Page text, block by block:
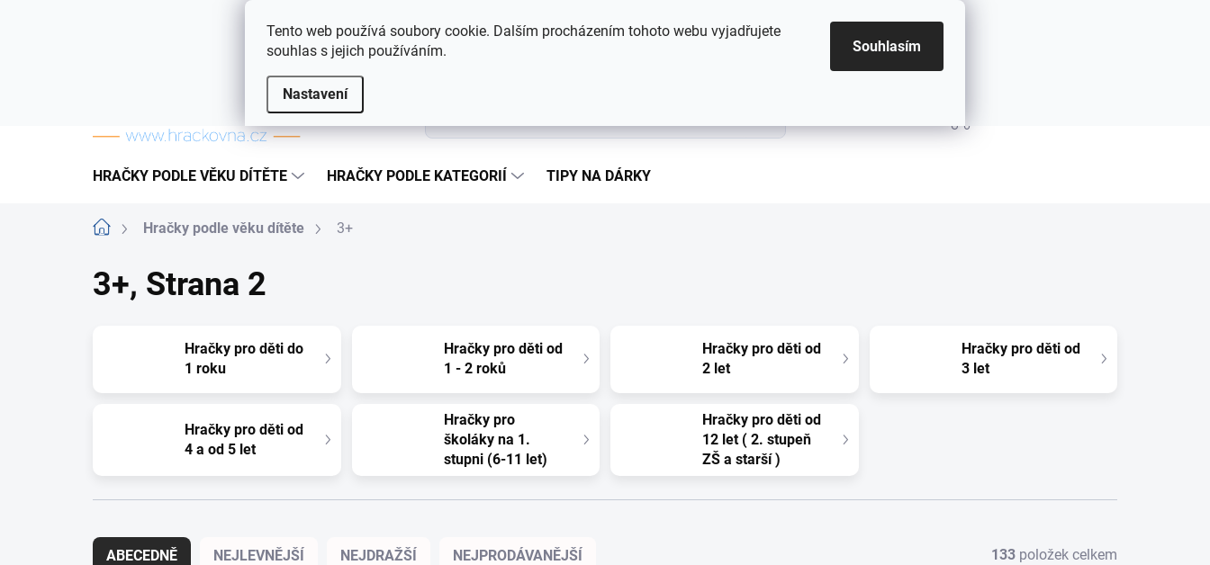
Tento web používá soubory cookie. Dalším procházením tohoto webu vyjadřujete
souhlas s jejich používáním.
Nastavení
Souhlasím
Často kladené otázky Hodnocení obchodu Kontakty
HRAČKY PODLE VĚKU DÍTĚTE HRAČKY PODLE KATEGORIÍ TIPY NA DÁRKY
DomůHračky podle věku dítěte 3+
3+, Strana 2
Hračky pro děti do
1 roku
Hračky pro děti od
1 - 2 roků
Hračky pro děti od
2 let
Hračky pro děti od
3 let
Hračky pro děti od
4 a od 5 let
Hračky pro
školáky na 1.
stupni (6-11 let)
Hračky pro děti od
12 let ( 2. stupeň
ZŠ a starší )
ABECEDNĚ NEJLEVNĚJŠÍ NEJDRAŽŠÍ NEJPRODÁVANĚJŠÍ 133 položek celkem